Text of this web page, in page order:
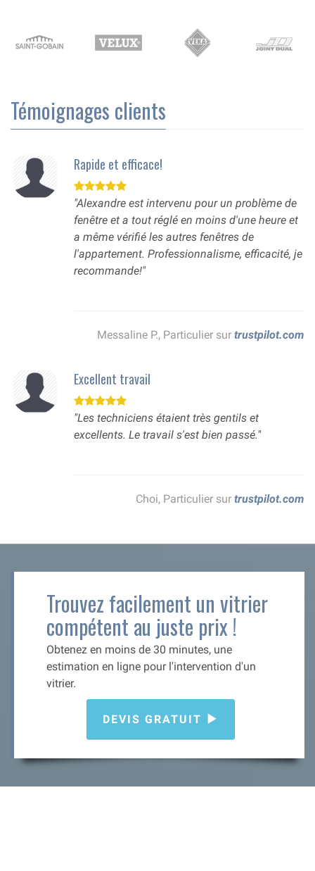
Témoignages clients
Rapide et efficace!
"Alexandre est intervenu pour un problème de
fenêtre et a tout réglé en moins d'une heure et
a même vérifié les autres fenêtres de
l'appartement. Professionnalisme, efficacité, je
recommande!"
Messaline P., Particulier sur trustpilot.com
Excellent travail
"Les techniciens étaient très gentils et
excellents. Le travail s'est bien passé."
Choi, Particulier sur trustpilot.com
Trouvez facilement un vitrier
compétent au juste prix !
Obtenez en moins de 30 minutes, une
estimation en ligne pour l'intervention d'un
vitrier.
DEVIS GRATUIT